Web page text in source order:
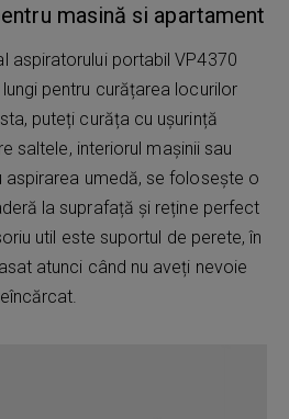
masină si apartament
aspiratorului portabil VP4370
pentru curățarea locurilor
puteți curăța cu ușurință
saltele, interiorul mașinii sau
aspirarea umedă, se folosește o
la suprafață și reține perfect
util este suportul de perete, în
atunci când nu aveți nevoie